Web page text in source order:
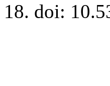
18. doi: